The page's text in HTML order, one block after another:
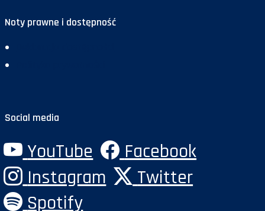
Noty prawne i dostępność
Social media
YouTube
Facebook
Instagram
Twitter
Spotify